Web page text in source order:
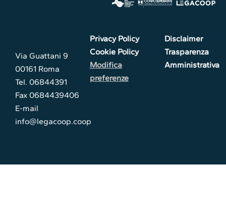
Via Guattani 9
00161 Roma
Tel. 06844391
Fax 0684439406
E-mail
info@legacoop.coop
Privacy Policy
Cookie Policy
Modifica
preferenze
Disclaimer
Trasparenza
Amministrativa